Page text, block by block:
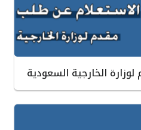
الخارجية السعودية